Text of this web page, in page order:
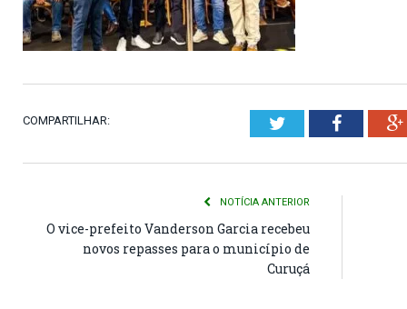
COMPARTILHAR: Twitter
NOTÍCIA ANTERIOR
O vice-prefeito Vanderson Garcia recebeu
novos repasses para o município de
Curuçá